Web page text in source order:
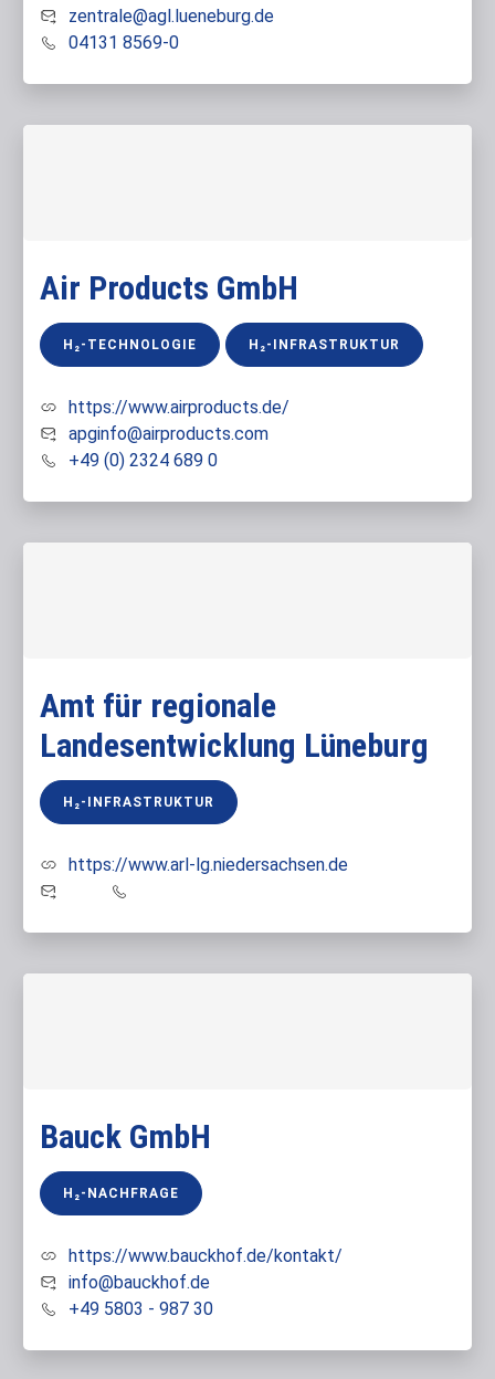
zentrale@agl.lueneburg.de
04131 8569-0
Air Products GmbH
H₂-TECHNOLOGIE H₂-INFRASTRUKTUR
https://www.airproducts.de/
apginfo@airproducts.com
+49 (0) 2324 689 0
Amt für regionale
Landesentwicklung Lüneburg
H₂-INFRASTRUKTUR
https://www.arl-lg.niedersachsen.de
Bauck GmbH
H₂-NACHFRAGE
https://www.bauckhof.de/kontakt/
info@bauckhof.de
+49 5803 - 987 30